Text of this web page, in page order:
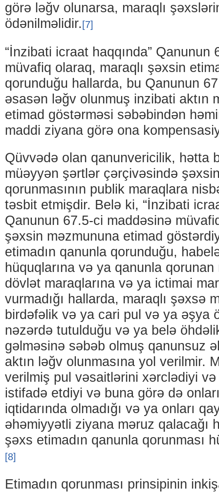
görə ləğv olunarsa, maraqlı
ödənilməlidir. [7]
“İnzibati icraat haqqında” Qanunun
müvafiq olaraq, maraqlı şəxsin
qorunduğu hallarda, bu Qanunun
əsasən ləğv olunmuş inzibati aktın
etimad göstərməsi səbəbindən
maddi ziyana görə ona
Qüvvədə olan qanunvericilik, hətta
müəyyən şərtlər çərçivəsində şəxsin
qorunmasının publik maraqlara
təsbit etmişdir. Belə ki, “İnzibati
Qanunun 67.5-ci maddəsinə
şəxsin məzmununa etimad
etimadın qanunla qorunduğu,
hüquqlarına və ya qanunla qorunan
dövlət maraqlarına və ya ictimai
vurmadığı hallarda, maraqlı şəxsə
birdəfəlik və ya cari pul və ya əşya
nəzərdə tutulduğu və ya belə
gəlməsinə səbəb olmuş qanunsuz
aktın ləğv olunmasına yol verilmir.
verilmiş pul vəsaitlərini xərclədiyi
istifadə etdiyi və buna görə də
iqtidarında olmadığı və ya onları
əhəmiyyətli ziyana məruz qalacağı
şəxs etimadın qanunla qorunması
[8]
Etimadın qorunması prinsipinin